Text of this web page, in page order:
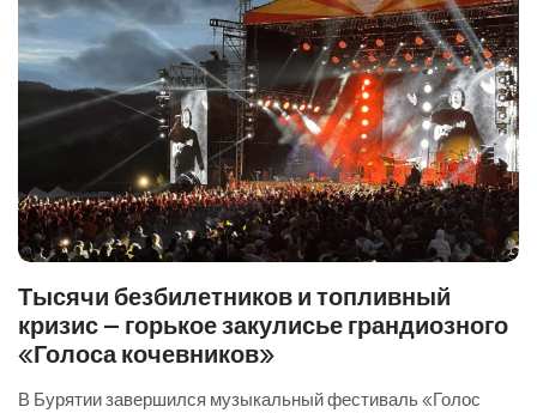
Тысячи безбилетников и топливный
кризис — горькое закулисье грандиозного
«Голоса кочевников»
В Бурятии завершился музыкальный фестиваль «Голос